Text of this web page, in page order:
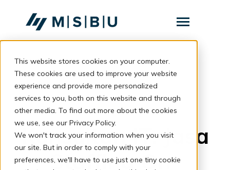
This website stores cookies on your computer.
These cookies are used to improve your website
experience and provide more personalized
services to you, both on this website and through
other media. To find out more about the cookies
we use, see our Privacy Policy.
We won't track your information when you visit
our site. But in order to comply with your
preferences, we'll have to use just one tiny cookie
Toggle
Layanan Toggle
children
Layanan
Komunitas
Tentang
Resources Toggle
children
Resources
back to blog
Business
Konsultan IT: Jasa
Staffing On-